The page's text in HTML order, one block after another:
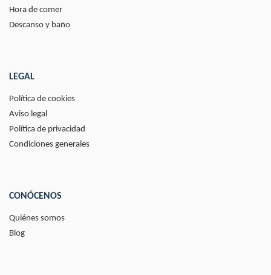
Hora de comer
Descanso y baño
LEGAL
Política de cookies
Aviso legal
Política de privacidad
Condiciones generales
CONÓCENOS
Quiénes somos
Blog